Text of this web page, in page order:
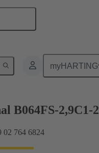
myHARTING
de placa madre a tarjeta hija
B064FS-2,9C1-
02 764 6824